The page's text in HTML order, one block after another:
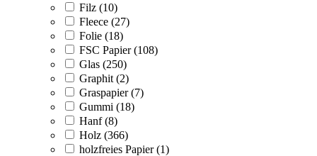
Filz (10)
Fleece (27)
Folie (18)
FSC Papier (108)
Glas (250)
Graphit (2)
Graspapier (7)
Gummi (18)
Hanf (8)
Holz (366)
holzfreies Papier (1)